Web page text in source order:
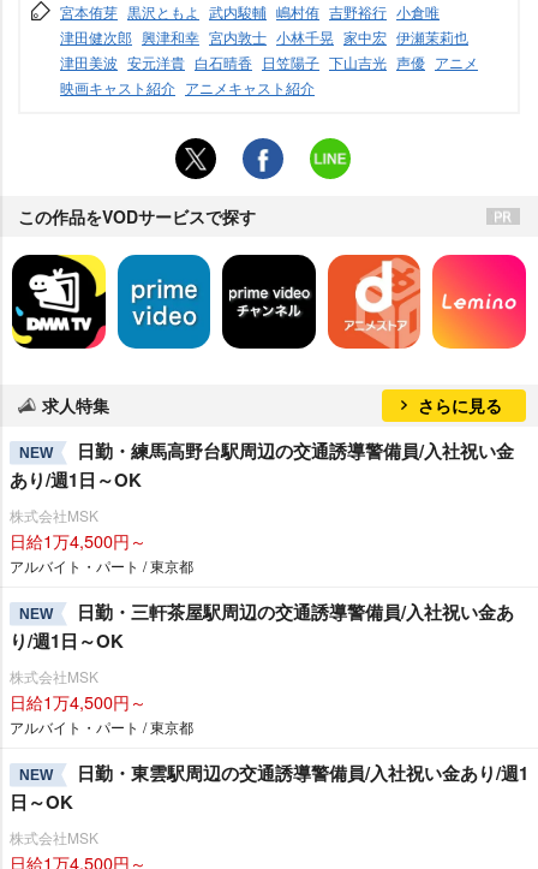
宮本侑芽 黒沢ともよ 武内駿輔 嶋村侑 吉野裕行 小倉唯
津田健次郎 興津和幸 宮内敦士 小林千晃 家中宏 伊瀬茉莉也
津田美波 安元洋貴 白石晴香 日笠陽子 下山吉光 声優 アニメ
映画キャスト紹介 アニメキャスト紹介
この作品をVODサービスで探す
求人特集 さらに見る
NEW
日勤・練馬高野台駅周辺の交通誘導警備員/入社祝い金
あり/週1日～OK
株式会社MSK
日給1万4,500円～
アルバイト・パート / 東京都
NEW
日勤・三軒茶屋駅周辺の交通誘導警備員/入社祝い金あ
り/週1日～OK
株式会社MSK
日給1万4,500円～
アルバイト・パート / 東京都
NEW
日勤・東雲駅周辺の交通誘導警備員/入社祝い金あり/週1
日～OK
株式会社MSK
日給1万4,500円～